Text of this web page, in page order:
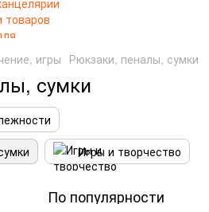
игры Рюкзаки, пеналы, сумки
сумки
Игры и творчество
По популярности